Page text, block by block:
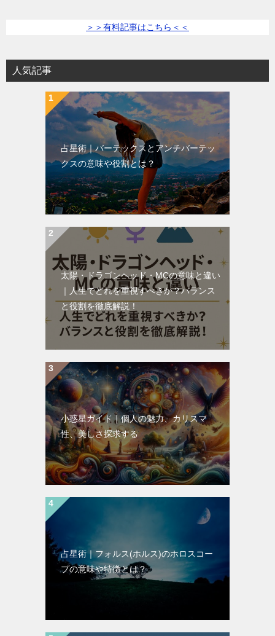
＞＞有料記事はこちら＜＜
人気記事
占星術｜バーテックスとアンチバーテッ
クスの意味や役割とは？
太陽・ドラゴンヘッド・MCの意味と違い
｜人生でどれを重視すべきか？バランス
と役割を徹底解説！
小惑星ガイド｜個人の魅力、カリスマ
性、美しさ探求する
占星術｜フォルス(ホルス)のホロスコー
プの意味や特徴とは？